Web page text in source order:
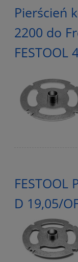
Pierścień
2200 do
FESTOOL
FESTOOL
D 19,05/